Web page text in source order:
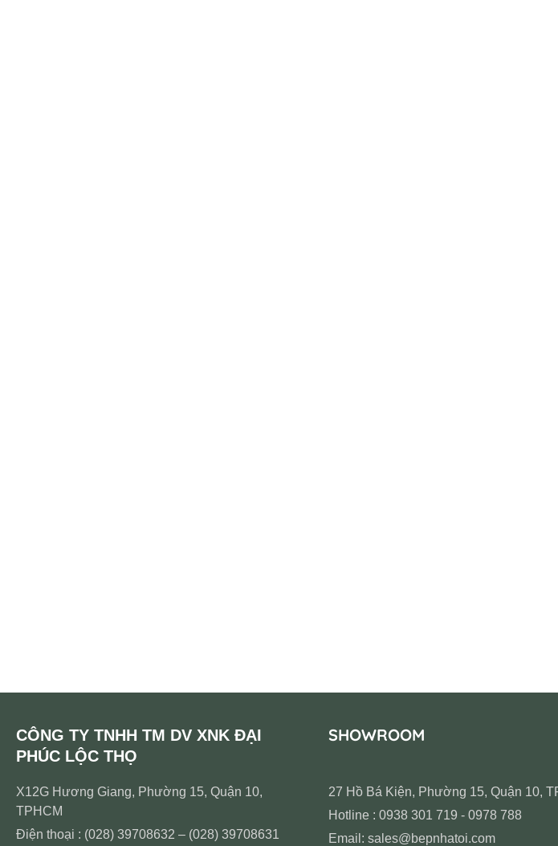
CÔNG TY TNHH TM DV XNK ĐẠI
PHÚC LỘC THỌ
X12G Hương Giang, Phường 15, Quận 10,
TPHCM
Điện thoại : (028) 39708632 – (028) 39708631
SHOWROOM
27 Hồ Bá Kiện, Phường 15, Quận 10,
Hotline : 0938 301 719 - 0978 788
Email: sales@bepnhatoi.com